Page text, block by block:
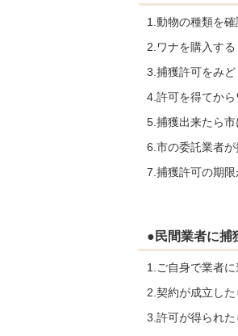
1.動物の種類を
2.ワナを購入する
3.捕獲許可をみ
4.許可を得てか
5.捕獲出来たら
6.市の委託業者
7.捕獲許可の期限
●民間業者に捕
1.ご自身で業者
2.契約が成立し
3.許可が得られ